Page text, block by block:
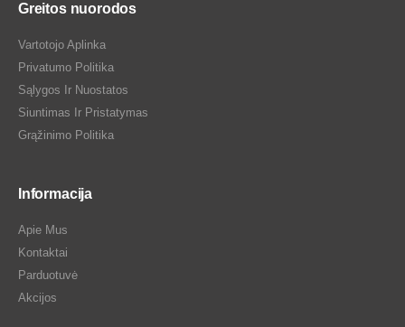
Greitos nuorodos
Vartotojo Aplinka
Privatumo Politika
Sąlygos Ir Nuostatos
Siuntimas Ir Pristatymas
Grąžinimo Politika
Informacija
Apie Mus
Kontaktai
Parduotuvė
Akcijos